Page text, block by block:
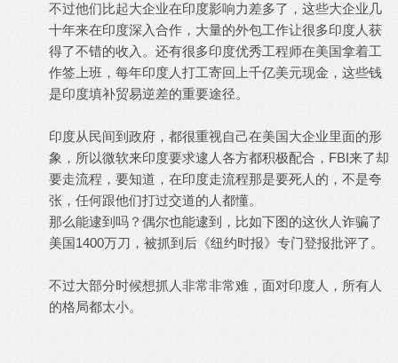
不过他们比起大企业在印度影响力差多了，这些大企业几
十年来在印度深入合作，大量的外包工作让很多印度人获
得了不错的收入。还有很多印度优秀工程师在美国拿着工
作签上班，每年印度人打工寄回上千亿美元现金，这些钱
是印度填补贸易逆差的重要途径。
印度从民间到政府，都很重视自己在美国大企业里面的形
象，所以微软来印度要求逮人各方都积极配合，FBI来了却
要走流程，要知道，在印度走流程那是要死人的，不是夸
张，任何跟他们打过交道的人都懂。
那么能逮到吗？偶尔也能逮到，比如下图的这伙人诈骗了
美国1400万刀，被抓到后《纽约时报》专门登报批评了。
不过大部分时候想抓人非常非常难，面对印度人，所有人
的格局都太小。